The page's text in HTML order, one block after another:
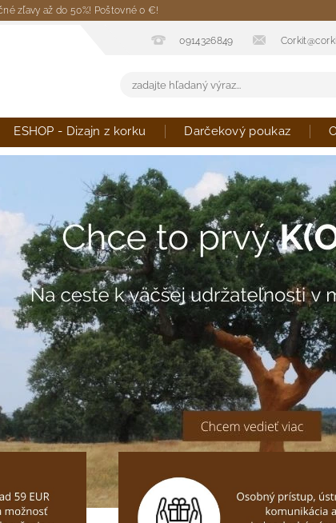
zľavy až do 50%! Poštovné 0 €!
0914326849
ESHOP - Dizajn z korku Darčekový poukaz